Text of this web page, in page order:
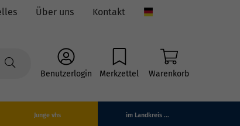
Über uns Kontakt
Benutzerlogin Merkzettel Warenkorb
Junge vhs im Landkreis ...